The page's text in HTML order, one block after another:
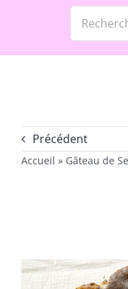
Rechercher:
Précédent
Accueil » Gâteau de